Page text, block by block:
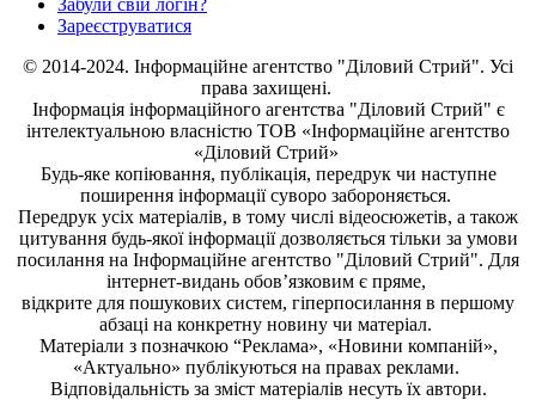
Забули свій логін?
Зареєструватися
© 2014-2024. Інформаційне агентство "Діловий Стрий". Усі
права захищені.
Інформація інформаційного агентства "Діловий Стрий" є
інтелектуальною власністю ТОВ «Інформаційне агентство
«Діловий Стрий»
Будь-яке копiювання, публiкацiя, передрук чи наступне
поширення iнформацiї суворо забороняється.
Передрук усіх матеріалів, в тому числі відеосюжетів, а також
цитування будь-якої інформації дозволяється тільки за умови
посилання на Інформаційне агентство "Діловий Стрий". Для
інтернет-видань обов’язковим є пряме,
відкрите для пошукових систем, гіперпосилання в першому
абзаці на конкретну новину чи матеріал.
Матеріали з позначкою “Реклама», «Новини компаній»,
«Актуально» публікуються на правах реклами.
Відповідальність за зміст матеріалів несуть їх автори.